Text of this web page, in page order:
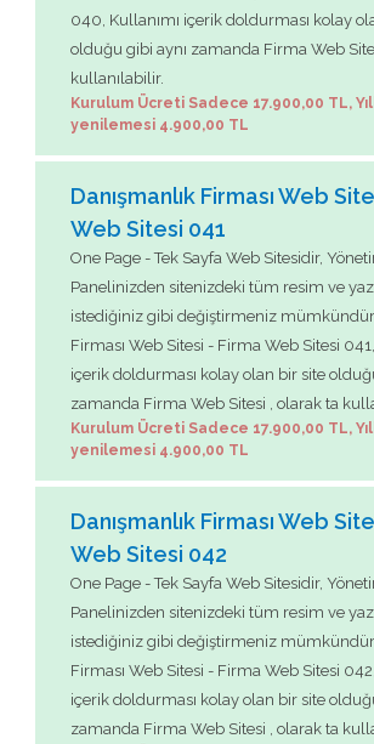
040, Kullanımı içerik doldurması kolay
olduğu gibi aynı zamanda Firma Web
kullanılabilir.
Kurulum Ücreti Sadece 17.900,00 TL,
yenilemesi 4.900,00 TL
Danışmanlık Firması Web
Web Sitesi 041
One Page - Tek Sayfa Web Sitesidir,
Panelinizden sitenizdeki tüm resim ve
istediğiniz gibi değiştirmeniz
Firması Web Sitesi - Firma Web Sitesi
içerik doldurması kolay olan bir site
zamanda Firma Web Sitesi , olarak ta
Kurulum Ücreti Sadece 17.900,00 TL,
yenilemesi 4.900,00 TL
Danışmanlık Firması Web
Web Sitesi 042
One Page - Tek Sayfa Web Sitesidir,
Panelinizden sitenizdeki tüm resim ve
istediğiniz gibi değiştirmeniz
Firması Web Sitesi - Firma Web Sitesi
içerik doldurması kolay olan bir site
zamanda Firma Web Sitesi , olarak ta